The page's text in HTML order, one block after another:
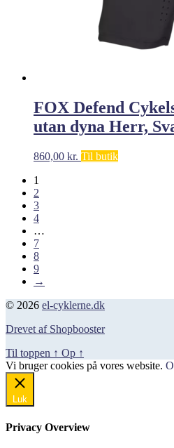
FOX Defend
utan dyna Herr,
860,00 kr. Til butik
1
2
3
4
…
7
8
9
→
© 2026 el-cyklerne.dk
Drevet af Shopbooster
Til toppen ↑ Op ↑
Vi bruger cookies på vores website.
Luk
Privacy Overview